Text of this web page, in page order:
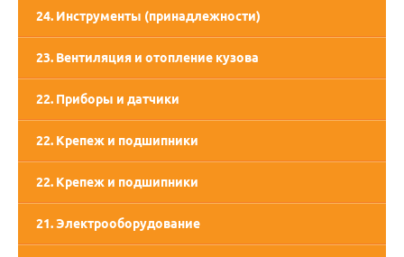
24. Инструменты (принадлежности)
23. Вентиляция и отопление кузова
22. Приборы и датчики
22. Крепеж и подшипники
22. Крепеж и подшипники
21. Электрооборудование